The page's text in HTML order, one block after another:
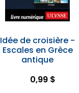
Idée de croisière -
Escales en Grèce
antique
0,99 $